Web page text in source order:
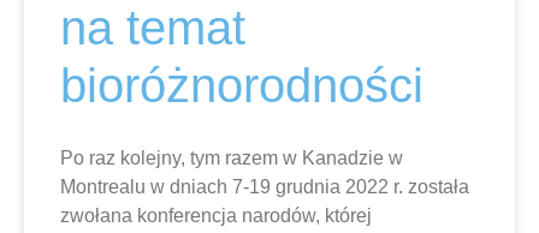
na temat
bioróżnorodności
Po raz kolejny, tym razem w Kanadzie w
Montrealu w dniach 7-19 grudnia 2022 r. została
zwołana konferencja narodów, której